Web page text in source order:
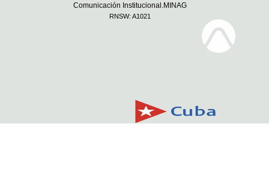
Comunicación Institucional.MINAG
RNSW: A1021